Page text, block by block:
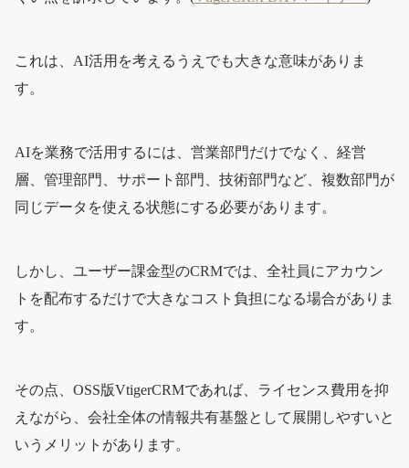
これは、AI活用を考えるうえでも大きな意味がありま
す。
AIを業務で活用するには、営業部門だけでなく、経営
層、管理部門、サポート部門、技術部門など、複数部門が
同じデータを使える状態にする必要があります。
しかし、ユーザー課金型のCRMでは、全社員にアカウン
トを配布するだけで大きなコスト負担になる場合がありま
す。
その点、OSS版VtigerCRMであれば、ライセンス費用を抑
えながら、会社全体の情報共有基盤として展開しやすいと
いうメリットがあります。